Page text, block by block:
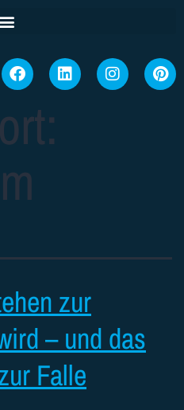
zur
– und das
Falle